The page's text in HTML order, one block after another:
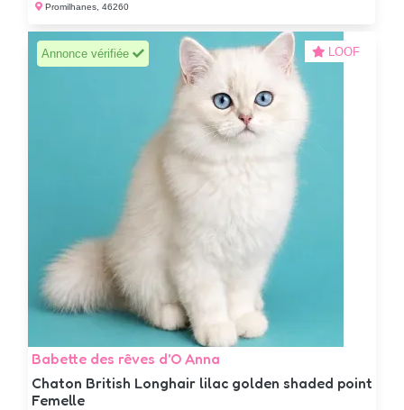
Promilhanes, 46260
Annonce vérifiée LOOF
Babette des rêves d'O Anna
Chaton British Longhair lilac golden shaded point
Femelle